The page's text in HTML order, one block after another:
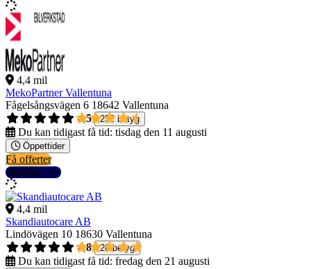
4,4 mil
MekoPartner Vallentuna
Fågelsångsvägen 6 18642 Vallentuna
4,5
252 betyg
Du kan tidigast få tid: tisdag den 11 augusti
Öppettider
Få offerter
Detaljer
4,4 mil
Skandiautocare AB
Lindövägen 10 18630 Vallentuna
4,8
20 betyg
Du kan tidigast få tid: fredag den 21 augusti